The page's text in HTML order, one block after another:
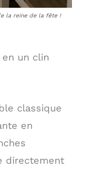
la reine de la fête !
un clin
classique
en
directement